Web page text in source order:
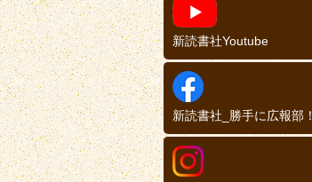
新読書社Youtube
新読書社_勝手に広報部！